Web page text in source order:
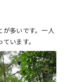
多いです。一人
います。